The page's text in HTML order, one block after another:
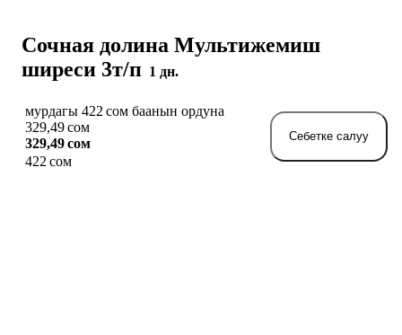
Сочная долина Мультижемиш
ширеси 3т/п 1 дн.
мурдагы 422 сом баанын ордуна
329,49 сом
329,49 сом
422 сом
Себетке салуу